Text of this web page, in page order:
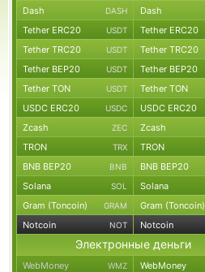
Dash DASH Dash
Tether ERC20 USDT Tether ERC20
Tether TRC20 USDT Tether TRC20
Tether BEP20 USDT Tether BEP20
Tether TON USDT Tether TON
USDC ERC20 USDC USDC ERC20
Zcash ZEC Zcash
TRON TRX TRON
BNB BEP20 BNB BNB BEP20
Solana SOL Solana
Gram (Toncoin) GRAM Gram (Toncoin)
Notcoin NOT Notcoin
Электронные деньги
WebMoney WMZ WebMoney